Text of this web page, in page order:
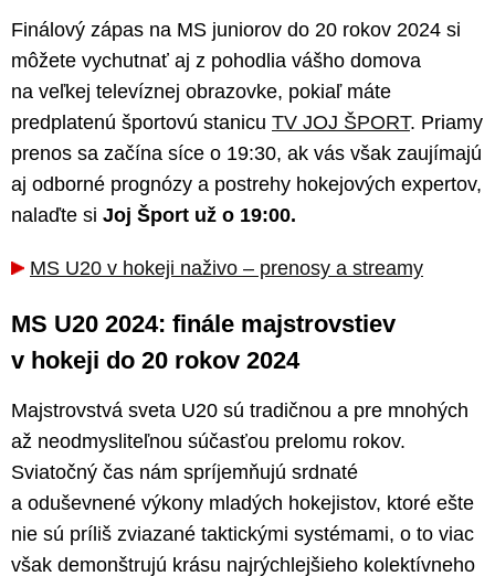
Finálový zápas na MS juniorov do 20 rokov 2024 si
môžete vychutnať aj z pohodlia vášho domova
na veľkej televíznej obrazovke, pokiaľ máte
predplatenú športovú stanicu TV JOJ ŠPORT. Priamy
prenos sa začína síce o 19:30, ak vás však zaujímajú
aj odborné prognózy a postrehy hokejových expertov,
nalaďte si Joj Šport už o 19:00.
MS U20 v hokeji naživo – prenosy a streamy
MS U20 2024: finále majstrovstiev
v hokeji do 20 rokov 2024
Majstrovstvá sveta U20 sú tradičnou a pre mnohých
až neodmysliteľnou súčasťou prelomu rokov.
Sviatočný čas nám spríjemňujú srdnaté
a oduševnené výkony mladých hokejistov, ktoré ešte
nie sú príliš zviazané taktickými systémami, o to viac
však demonštrujú krásu najrýchlejšieho kolektívneho